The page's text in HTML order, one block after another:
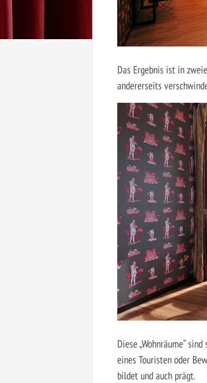
Das Ergebnis ist in
andererseits
Diese „Wohnräume“
eines Touristen oder
bildet und auch prägt.